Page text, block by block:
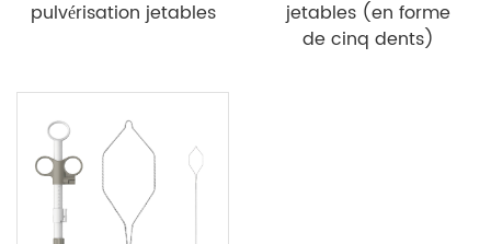
pulvérisation jetables
jetables (en forme
de cinq dents)